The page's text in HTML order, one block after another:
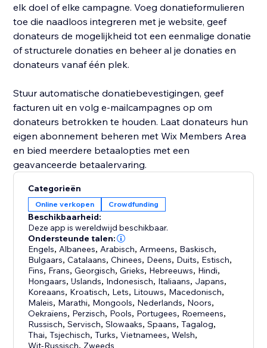
elk doel of elke campagne. Voeg donatieformulieren
toe die naadloos integreren met je website, geef
donateurs de mogelijkheid tot een eenmalige donatie
of structurele donaties en beheer al je donaties en
donateurs vanaf één plek.
Stuur automatische donatiebevestigingen, geef
facturen uit en volg e-mailcampagnes op om
donateurs betrokken te houden. Laat donateurs hun
eigen abonnement beheren met Wix Members Area
en bied meerdere betaalopties met een
geavanceerde betaalervaring.
Categorieën
Online verkopen Crowdfunding
Beschikbaarheid:
Deze app is wereldwijd beschikbaar.
Ondersteunde talen:
Engels, Albanees, Arabisch, Armeens, Baskisch,
Bulgaars,Catalaans,Chinees, Deens, Duits, Estisch,
Fins, Frans,Georgisch,Grieks, Hebreeuws, Hindi,
Hongaars,IJslands, Indonesisch, Italiaans, Japans,
Koreaans, Kroatisch, Lets, Litouws, Macedonisch,
Maleis, Marathi, Mongools, Nederlands, Noors,
Oekraïens, Perzisch, Pools, Portugees, Roemeens,
Russisch,Servisch,Slowaaks,Spaans,Tagalog,
Thai,Tsjechisch,Turks,Vietnamees,Welsh,
Wit-Russisch, Zweeds